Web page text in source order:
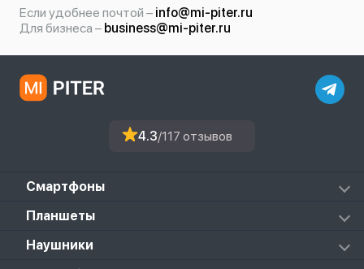
Если удобнее почтой – info@mi-piter.ru
Для бизнеса – business@mi-piter.ru
4.3/117 отзывов
Смартфоны
Redmi
Mi
Планшеты
Mi Pad 6S Pro
Наушники